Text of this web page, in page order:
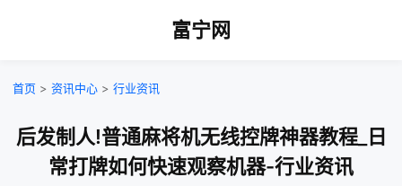
富宁网
首页 > 资讯中心 > 行业资讯
后发制人!普通麻将机无线控牌神器教程_日
常打牌如何快速观察机器-行业资讯